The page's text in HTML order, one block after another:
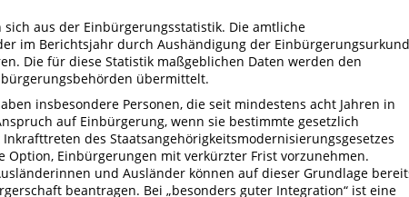
aus der Einbürgerungsstatistik. Die amtliche
im Berichtsjahr durch Aushändigung der
Die für diese Statistik maßgeblichen Daten werden den
übermittelt.
insbesondere Personen, die seit mindestens acht Jahren in
auf Einbürgerung, wenn sie bestimmte gesetzlich
des Staatsangehörigkeitsmodernisierungsgesetzes
Option, Einbürgerungen mit verkürzter Frist vorzunehmen.
und Ausländer können auf dieser Grundlage
beantragen. Bei „besonders guter Integration“ ist eine